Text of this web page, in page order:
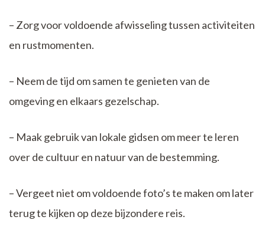
– Zorg voor voldoende afwisseling tussen activiteiten
en rustmomenten.
– Neem de tijd om samen te genieten van de
omgeving en elkaars gezelschap.
– Maak gebruik van lokale gidsen om meer te leren
over de cultuur en natuur van de bestemming.
– Vergeet niet om voldoende foto’s te maken om later
terug te kijken op deze bijzondere reis.